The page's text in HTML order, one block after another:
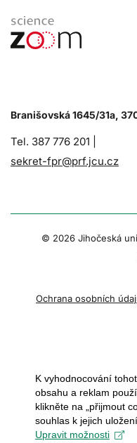
Branišovská 1645/31a,
Tel. 387 776 201 |
sekret-fpr@prf.jcu.cz
© 2026 Jihočeská
Ochrana osobních
K vyhodnocování
obsahu a reklam
klikněte na „přijmout
souhlas k jejich
Upravit možnosti